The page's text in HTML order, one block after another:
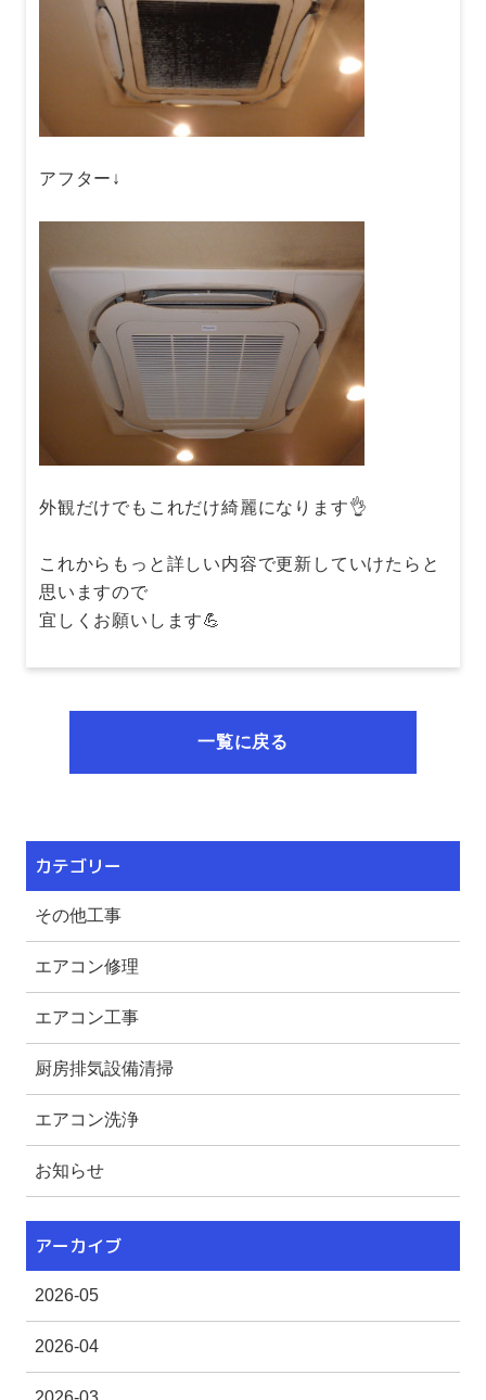
カテゴリー
その他工事
エアコン修理
エアコン工事
厨房排気設備清掃
エアコン洗浄
お知らせ
アーカイブ
2026-05
2026-04
アフター↓
外観だけでもこれだけ綺麗になります👌
これからもっと詳しい内容で更新していけたらと
思いますので
宜しくお願いします💪
一覧に戻る